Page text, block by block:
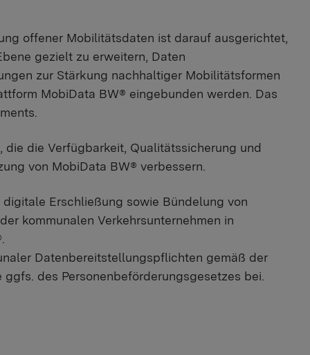
offener Mobilitätsdaten ist darauf ausgerichtet,
gezielt zu erweitern, Daten
zur Stärkung nachhaltiger Mobilitätsformen
MobiData BW® eingebunden werden. Das
die Verfügbarkeit, Qualitätssicherung und
von MobiData BW® verbessern.
Erschließung sowie Bündelung von
kommunalen Verkehrsunternehmen in
Datenbereitstellungspflichten gemäß der
des Personenbeförderungsgesetzes bei.